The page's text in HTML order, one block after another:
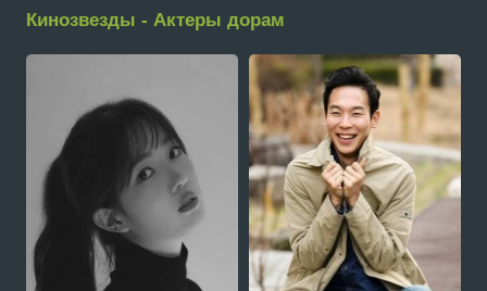
Кинозвезды - Актеры дорам